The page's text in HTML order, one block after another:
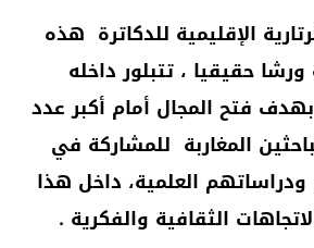
الإقليمية للدكاترة هذه
ورشا حقيقيا ، تتبلور داخله
بهدف فتح المجال أمام أكبر عدد
المغاربة للمشاركة في
العلمية، داخل هذا
الثقافية والفكرية .